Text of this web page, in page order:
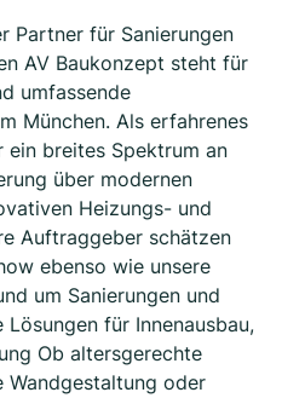
Partner für Sanierungen
AV Baukonzept steht für
umfassende
München. Als erfahrenes
ein breites Spektrum an
über modernen
Heizungs- und
Auftraggeber schätzen
ebenso wie unsere
um Sanierungen und
für Innenausbau,
Ob altersgerechte
Wandgestaltung oder